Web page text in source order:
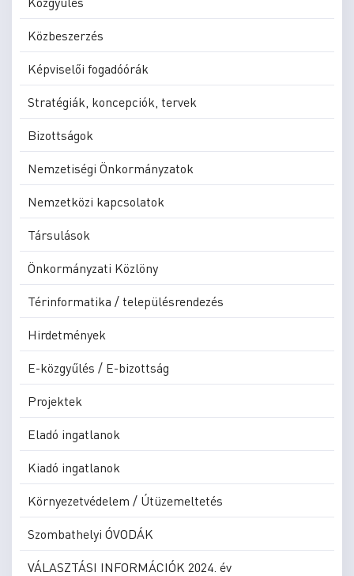
Közbeszerzés
Képviselői fogadóórák
Stratégiák, koncepciók, tervek
Bizottságok
Nemzetiségi Önkormányzatok
Nemzetközi kapcsolatok
Társulások
Önkormányzati Közlöny
Térinformatika / településrendezés
Hirdetmények
E-közgyűlés / E-bizottság
Projektek
Eladó ingatlanok
Kiadó ingatlanok
Környezetvédelem / Útüzemeltetés
Szombathelyi ÓVODÁK
VÁLASZTÁSI INFORMÁCIÓK 2024. év